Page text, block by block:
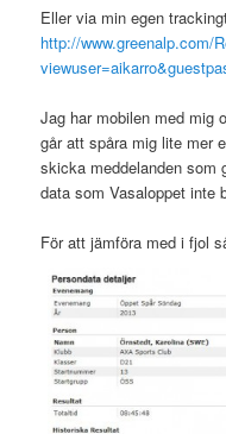
Eller via min egen
http://www.greenalp.com/
Jag har mobilen med mig
går att spåra mig lite mer
skicka meddelanden som
data som Vasaloppet inte
För att jämföra med i fjol